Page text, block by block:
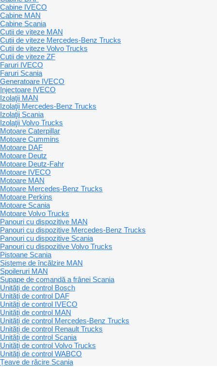
Cabine IVECO
Cabine MAN
Cabine Scania
Cutii de viteze MAN
Cutii de viteze Mercedes-Benz Trucks
Cutii de viteze Volvo Trucks
Cutii de viteze ZF
Faruri IVECO
Faruri Scania
Generatoare IVECO
Injectoare IVECO
Izolaţii MAN
Izolaţii Mercedes-Benz Trucks
Izolaţii Scania
Izolaţii Volvo Trucks
Motoare Caterpillar
Motoare Cummins
Motoare DAF
Motoare Deutz
Motoare Deutz-Fahr
Motoare IVECO
Motoare MAN
Motoare Mercedes-Benz Trucks
Motoare Perkins
Motoare Scania
Motoare Volvo Trucks
Panouri cu dispozitive MAN
Panouri cu dispozitive Mercedes-Benz Trucks
Panouri cu dispozitive Scania
Panouri cu dispozitive Volvo Trucks
Pistoane Scania
Sisteme de încălzire MAN
Spoileruri MAN
Supape de comandă a frânei Scania
Unităţi de control Bosch
Unităţi de control DAF
Unităţi de control IVECO
Unităţi de control MAN
Unităţi de control Mercedes-Benz Trucks
Unităţi de control Renault Trucks
Unităţi de control Scania
Unităţi de control Volvo Trucks
Unităţi de control WABCO
Țeave de răcire Scania